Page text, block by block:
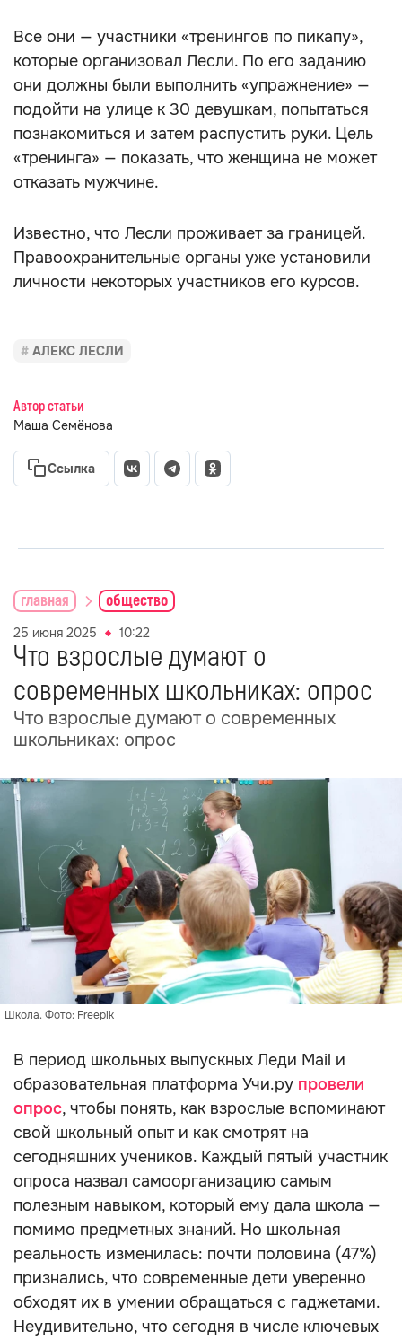
Все они — участники «тренингов по пикапу»,
которые организовал Лесли. По его заданию
они должны были выполнить «упражнение» —
подойти на улице к 30 девушкам, попытаться
познакомиться и затем распустить руки. Цель
«тренинга» — показать, что женщина не может
отказать мужчине.
Известно, что Лесли проживает за границей.
Правоохранительные органы уже установили
личности некоторых участников его курсов.
АЛЕКС ЛЕСЛИ
Автор статьи
Маша Семёнова
Ссылка
главная общество
25 июня 2025 10:22
Что взрослые думают о
современных школьниках: опрос
Что взрослые думают о современных
школьниках: опрос
Школа. Фото: Freepik
В период школьных выпускных Леди Mail и
образовательная платформа Учи.ру провели
опрос, чтобы понять, как взрослые вспоминают
свой школьный опыт и как смотрят на
сегодняшних учеников. Каждый пятый участник
опроса назвал самоорганизацию самым
полезным навыком, который ему дала школа —
помимо предметных знаний. Но школьная
реальность изменилась: почти половина (47%)
признались, что современные дети уверенно
обходят их в умении обращаться с гаджетами.
Неудивительно, что сегодня в числе ключевых